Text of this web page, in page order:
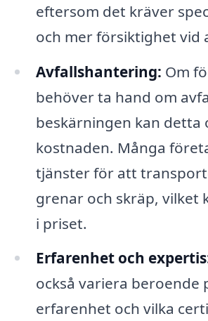
eftersom det kräver
och mer försiktighet vid
Avfallshantering: Om
behöver ta hand om
beskärningen kan detta
kostnaden. Många
tjänster för att
grenar och skräp, vilket
i priset.
Erfarenhet och
också variera beroende
erfarenhet och vilka